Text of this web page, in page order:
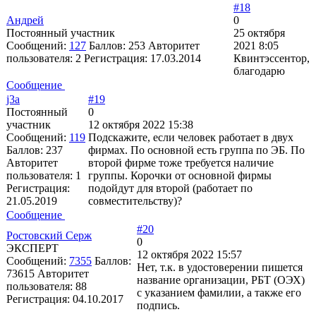
Андрей
Постоянный участник
Сообщений: 127 Баллов: 253 Авторитет
пользователя: 2 Регистрация: 17.03.2014
#18
0
25 октября
2021 8:05
Квинтэссентор,
благодарю
Сообщение
j3a
Постоянный
участник
Сообщений: 119
Баллов: 237
Авторитет
пользователя: 1
Регистрация:
21.05.2019
#19
0
12 октября 2022 15:38
Подскажите, если человек работает в двух
фирмах. По основной есть группа по ЭБ. По
второй фирме тоже требуется наличие
группы. Корочки от основной фирмы
подойдут для второй (работает по
совместительству)?
Сообщение
Ростовский Серж
ЭКСПЕРТ
Сообщений: 7355 Баллов:
73615 Авторитет
пользователя: 88
Регистрация: 04.10.2017
#20
0
12 октября 2022 15:57
Нет, т.к. в удостоверении пишется
название организации, РБТ (ОЭХ)
с указанием фамилии, а также его
подпись.